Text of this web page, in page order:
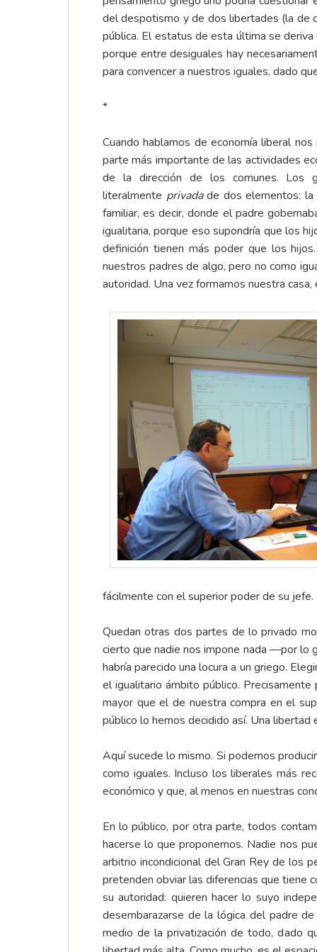
del despotismo y de dos libertades (la de
pública. El estatus de esta última se
porque entre desiguales hay
para convencer a nuestros iguales, dado
*
Cuando hablamos de economía liberal
parte más importante de las actividades
de la dirección de los comunes. Los
literalmente privadade dos elementos: la
familiar, es decir, donde el padre
igualitaria, porque eso supondría que los
definición tienen más poder que los
nuestros padres de algo, pero no como
autoridad. Una vez formamos nuestra
fácilmente con el superior poder de su jefe.
Quedan otras dos partes de lo privado
cierto que nadie nos impone nada —por lo
habría parecido una locura a un griego.
el igualitario ámbito público.
mayor que el de nuestra compra en el
público lo hemos decidido así. Una
Aquí sucede lo mismo. Si podemos
como iguales. Incluso los liberales más
económico y que, al menos en nuestras
En lo público, por otra parte, todos
hacerse lo que proponemos. Nadie nos
arbitrio incondicional del Gran Rey de los
pretenden obviar las diferencias que tiene
su autoridad: quieren hacer lo suyo
desembarazarse de la lógica del padre
medio de la privatización de todo, dado